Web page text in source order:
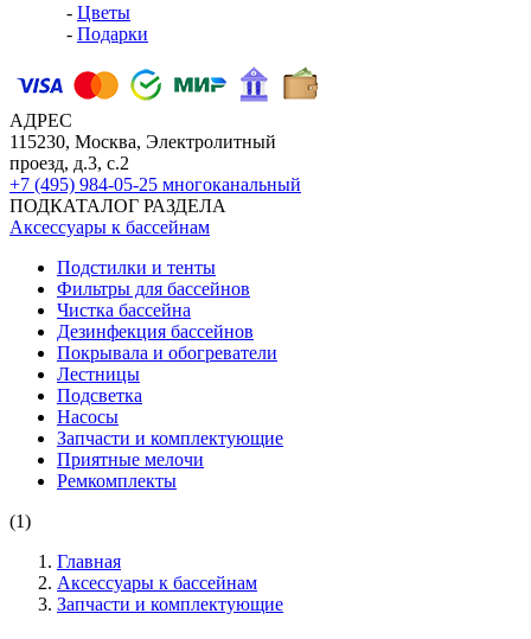
- Цветы
- Подарки
АДРЕС
115230, Москва, Электролитный
проезд, д.3, с.2
+7 (495) 984-05-25 многоканальный
ПОДКАТАЛОГ РАЗДЕЛА
Аксессуары к бассейнам
Подстилки и тенты
Фильтры для бассейнов
Чистка бассейна
Дезинфекция бассейнов
Покрывала и обогреватели
Лестницы
Подсветка
Насосы
Запчасти и комплектующие
Приятные мелочи
Ремкомплекты
(1)
Главная
Аксессуары к бассейнам
Запчасти и комплектующие